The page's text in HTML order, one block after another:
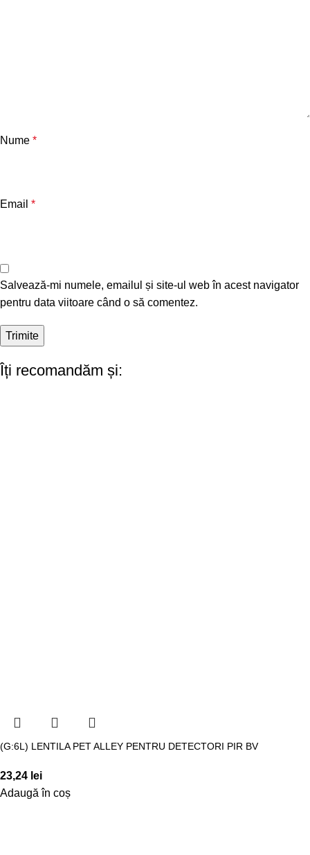
Nume *
Email *
Salvează-mi numele, emailul și site-ul web în acest navigator
pentru data viitoare când o să comentez.
Îți recomandăm și:
(G:6L) LENTILA PET ALLEY PENTRU DETECTORI PIR BV
23,24 lei
Adaugă în coș